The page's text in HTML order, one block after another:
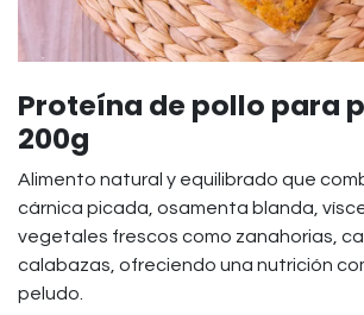
Proteína de pollo para
200g
Alimento natural y equilibrado que
cárnica picada, osamenta blanda,
vegetales frescos como zanahorias,
calabazas, ofreciendo una nutrición
peludo.